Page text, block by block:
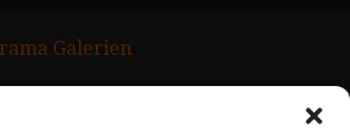
Galerien